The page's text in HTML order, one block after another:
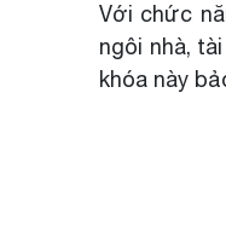
Với chức
ngôi nhà,
khóa này